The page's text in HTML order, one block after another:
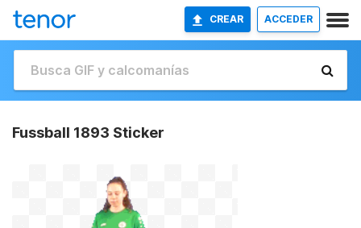
CREAR ACCEDER
Fussball 1893 Sticker